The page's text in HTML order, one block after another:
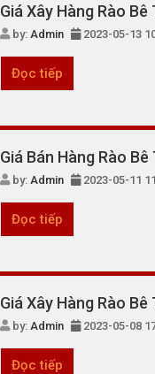
Giá Xây Hàng Rào
by: Admin 2023-05-13
Đọc tiếp
Giá Bán Hàng Rào
by: Admin 2023-05-11
Đọc tiếp
Giá Xây Hàng Rào
by: Admin 2023-05-08
Đọc tiếp